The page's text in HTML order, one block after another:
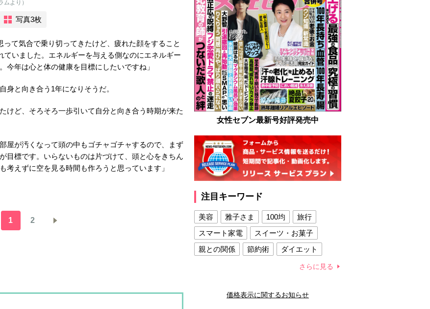
より）
写真3枚
って気合で乗り切ってきたけど、疲れた顔をすること
ていました。エネルギーを与える側なのにエネルギー
年は心と体の健康を目標にしたいですね」
と向き合う1年になりそうだ。
けど、そろそろ一歩引いて自分と向き合う時期が来た
屋が汚くなって頭の中もゴチャゴチャするので、まず
目標です。いらないものは片づけて、頭と心をきちん
考えずに空を見る時間も作ろうと思っています」
1 2
女性セブン最新号好評発売中
注目キーワード
美容 雅子さま 100均
旅行
スマート家電
スイーツ・お菓子
親との関係
節約術
ダイエット
夫との関係
新津春子 どか食い
さらに見る
価格表示に関するお知らせ